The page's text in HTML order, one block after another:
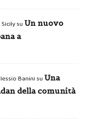
su Un nuovo
a
Banini su Una
della comunità